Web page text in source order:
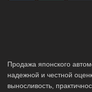
Продажа японского
надежной и честной
выносливость,